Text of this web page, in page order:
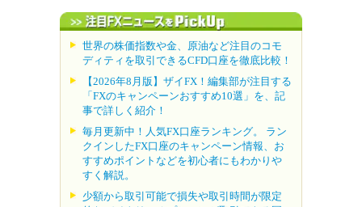
世界の株価指数や金、原油など注目のコモ
ディティを取引できるCFD口座を徹底比較！
【2026年8月版】ザイFX！編集部が注目する
「FXのキャンペーンおすすめ10選」を、記
事で詳しく紹介！
毎月更新中！人気FX口座ランキング。 ラン
クインしたFX口座のキャンペーン情報、お
すすめポイントなどを初心者にもわかりや
すく解説。
少額から取引可能で損失や取引時間が限定